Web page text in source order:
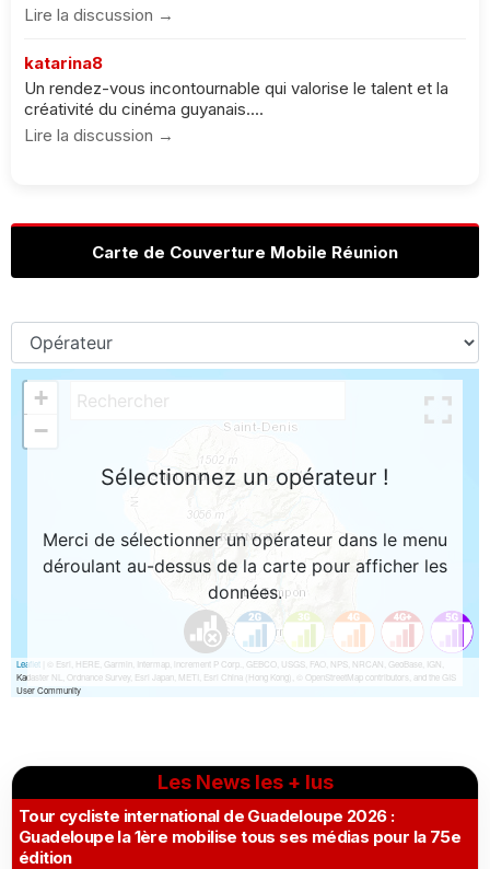
Lire la discussion →
katarina8
Un rendez-vous incontournable qui valorise le talent et la
créativité du cinéma guyanais....
Lire la discussion →
Carte de Couverture Mobile Réunion
Les News les + lus
Tour cycliste international de Guadeloupe 2026 :
Guadeloupe la 1ère mobilise tous ses médias pour la 75e
édition